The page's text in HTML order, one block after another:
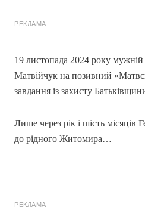
РЕКЛАМА
19 листопада 2024 року
Матвійчук на позивний
завдання із захисту
Лише через рік і шість місяців
до рідного Житомира…
РЕКЛАМА